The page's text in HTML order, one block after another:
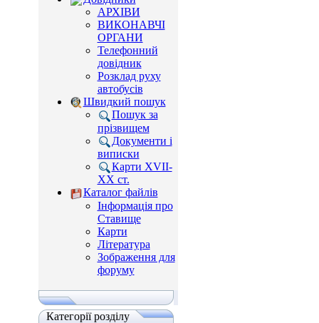
АРХІВИ
ВИКОНАВЧІ
ОРГАНИ
Телефонний
довідник
Розклад руху
автобусів
Швидкий пошук
Пошук за
прізвищем
Документи і
виписки
Карти XVII-
XX ст.
Каталог файлів
Інформація про
Ставище
Карти
Література
Зображення для
форуму
Категорії розділу